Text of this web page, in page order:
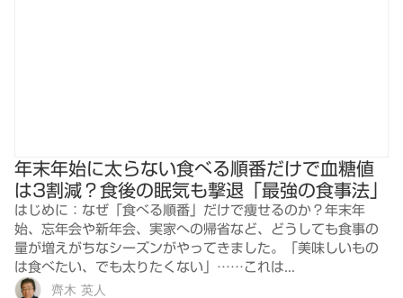
年末年始に太らない食べる順番だけで血糖値
は3割減？食後の眠気も撃退「最強の食事法」
はじめに：なぜ「食べる順番」だけで痩せるのか？年末年
始、忘年会や新年会、実家への帰省など、どうしても食事の
量が増えがちなシーズンがやってきました。「美味しいもの
は食べたい、でも太りたくない」……これは...
齊木 英人